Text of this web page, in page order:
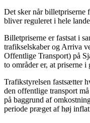
Det sker når billetpriserne
bliver reguleret i hele
Billetpriserne er fastsat i
trafikselskaber og Arriva
Offentlige Transport) på
to områder er, at priserne
Trafikstyrelsen fastsætter
den offentlige transport
på baggrund af
periode præget af høj